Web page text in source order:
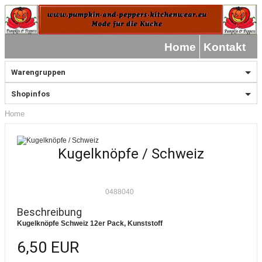
Home Kontakt
Warengruppen
Shopinfos
Home
Kugelknöpfe / Schweiz
0488040
Beschreibung
Kugelknöpfe Schweiz 12er Pack, Kunststoff
6,50 EUR